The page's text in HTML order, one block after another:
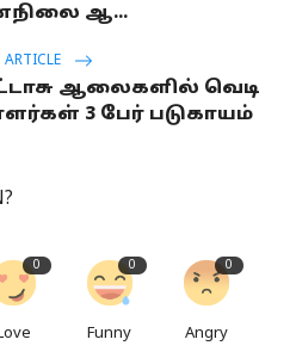
ஆ...
ARTICLE
ஆலைகளில் வெடி
3 பேர் படுகாயம்
0 0
Funny
0
Angry